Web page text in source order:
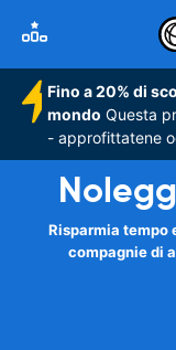
Fino a 20% di
mondo Questa
- approfittatene
Risparmia tempo
compagnie di